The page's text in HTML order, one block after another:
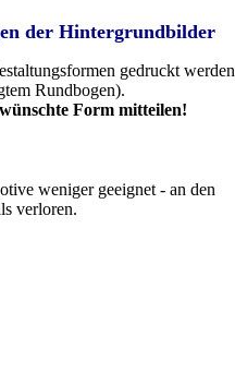
der Hintergrundbilder
gedruckt werden
Rundbogen).
Form mitteilen!
weniger geeignet - an den
verloren.